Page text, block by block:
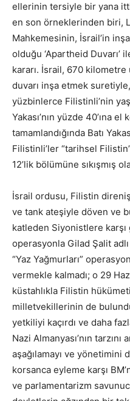
ellerinin tersiyle bir yana
en son örneklerinden biri,
Mahkemesinin, İsrail’in
olduğu ‘Apartheid
kararı. İsrail, 670 kilometre
duvarı inşa etmek
yüzbinlerce Filistinli’nin
Yakası’nın yüzde 40’ına
tamamlandığında Batı
Filistinli’ler “tarihsel
12’lik bölümüne sıkışmış
İsrail ordusu, Filistin
ve tank ateşiyle döven ve
katleden Siyonistlere
operasyonla Gilad Şalit adlı
“Yaz Yağmurları”
vermekle kalmadı; o 29
küstahlıkla Filistin
milletvekillerinin de
yetkiliyi kaçırdı ve daha
Nazi Almanyası’nın tarzını
aşağılamayı ve
korsanca eyleme karşı
ve parlamentarizm